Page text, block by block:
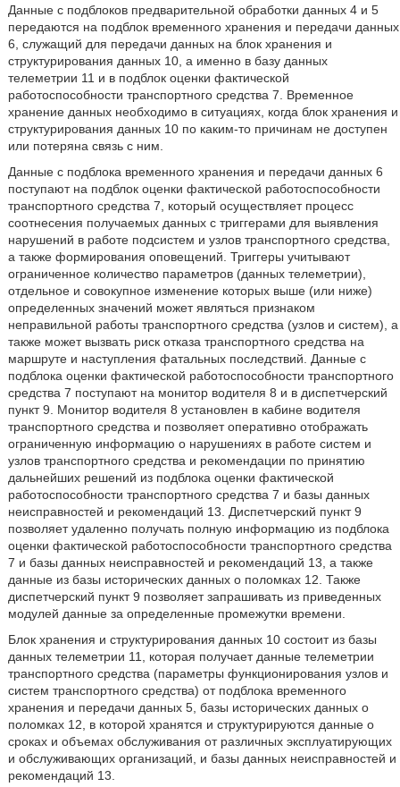
Данные с подблоков предварительной обработки данных 4 и 5
передаются на подблок временного хранения и передачи данных
6, служащий для передачи данных на блок хранения и
структурирования данных 10, а именно в базу данных
телеметрии 11 и в подблок оценки фактической
работоспособности транспортного средства 7. Временное
хранение данных необходимо в ситуациях, когда блок хранения и
структурирования данных 10 по каким-то причинам не доступен
или потеряна связь с ним.
Данные с подблока временного хранения и передачи данных 6
поступают на подблок оценки фактической работоспособности
транспортного средства 7, который осуществляет процесс
соотнесения получаемых данных с триггерами для выявления
нарушений в работе подсистем и узлов транспортного средства,
а также формирования оповещений. Триггеры учитывают
ограниченное количество параметров (данных телеметрии),
отдельное и совокупное изменение которых выше (или ниже)
определенных значений может являться признаком
неправильной работы транспортного средства (узлов и систем), а
также может вызвать риск отказа транспортного средства на
маршруте и наступления фатальных последствий. Данные с
подблока оценки фактической работоспособности транспортного
средства 7 поступают на монитор водителя 8 и в диспетчерский
пункт 9. Монитор водителя 8 установлен в кабине водителя
транспортного средства и позволяет оперативно отображать
ограниченную информацию о нарушениях в работе систем и
узлов транспортного средства и рекомендации по принятию
дальнейших решений из подблока оценки фактической
работоспособности транспортного средства 7 и базы данных
неисправностей и рекомендаций 13. Диспетчерский пункт 9
позволяет удаленно получать полную информацию из подблока
оценки фактической работоспособности транспортного средства
7 и базы данных неисправностей и рекомендаций 13, а также
данные из базы исторических данных о поломках 12. Также
диспетчерский пункт 9 позволяет запрашивать из приведенных
модулей данные за определенные промежутки времени.
Блок хранения и структурирования данных 10 состоит из базы
данных телеметрии 11, которая получает данные телеметрии
транспортного средства (параметры функционирования узлов и
систем транспортного средства) от подблока временного
хранения и передачи данных 5, базы исторических данных о
поломках 12, в которой хранятся и структурируются данные о
сроках и объемах обслуживания от различных эксплуатирующих
и обслуживающих организаций, и базы данных неисправностей и
рекомендаций 13.